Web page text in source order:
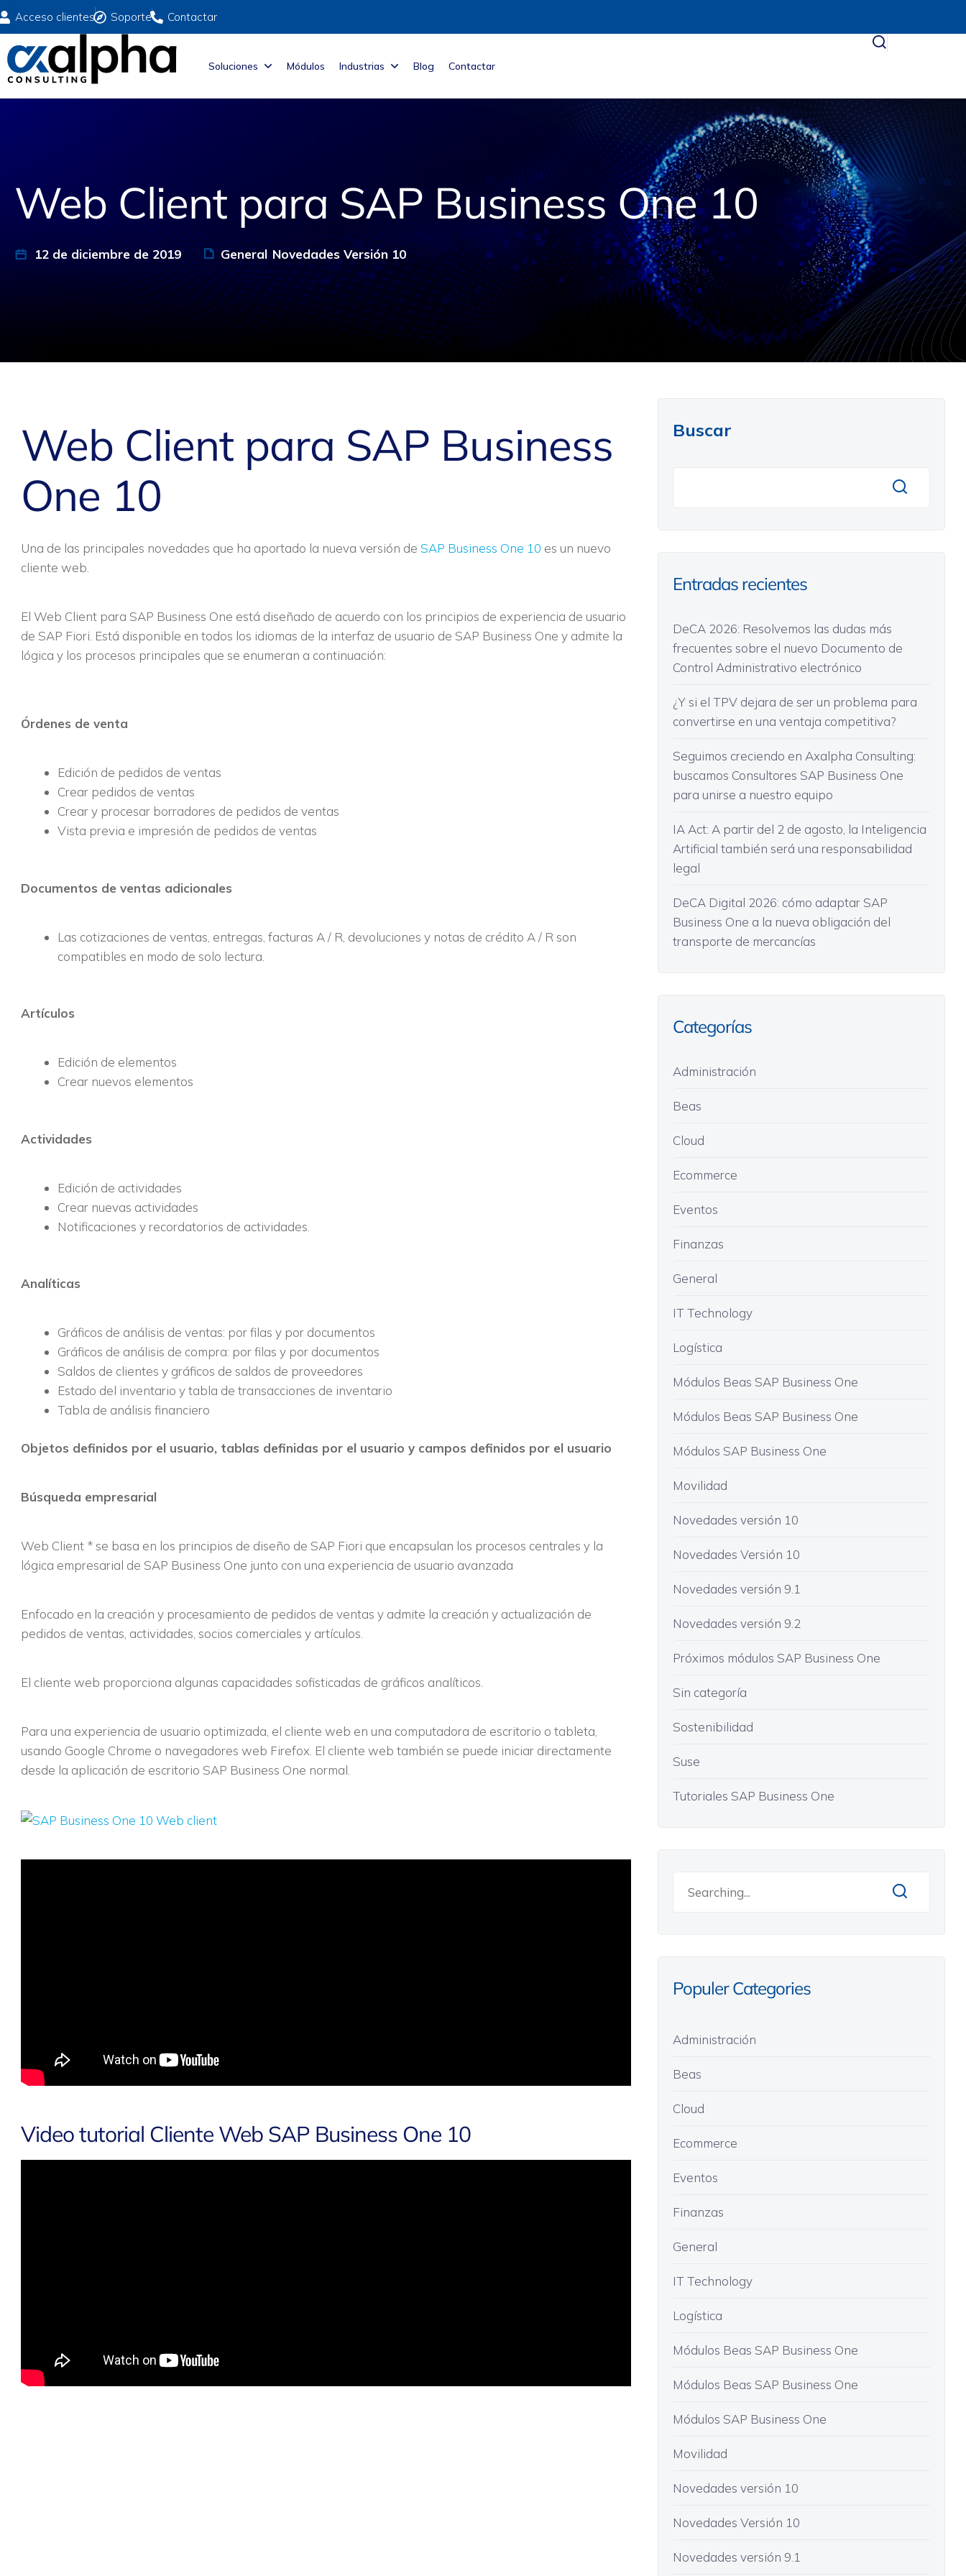
Acceso clientes Soporte Contactar
Soluciones Módulos Industrias Blog Contactar
Web Client para SAP Business One 10
12 de diciembre de 2019 General, Novedades Versión 10
Web Client para SAP Business
One 10
Una de las principales novedades que ha aportado la nueva versión de SAP Business One 10 es un nuevo
cliente web.
El Web Client para SAP Business One está diseñado de acuerdo con los principios de experiencia de usuario
de SAP Fiori. Está disponible en todos los idiomas de la interfaz de usuario de SAP Business One y admite la
lógica y los procesos principales que se enumeran a continuación:
Órdenes de venta
Edición de pedidos de ventas
Crear pedidos de ventas
Crear y procesar borradores de pedidos de ventas
Vista previa e impresión de pedidos de ventas
Documentos de ventas adicionales
Las cotizaciones de ventas, entregas, facturas A / R, devoluciones y notas de crédito A / R son
compatibles en modo de solo lectura.
Artículos
Edición de elementos
Crear nuevos elementos
Actividades
Edición de actividades
Crear nuevas actividades
Notificaciones y recordatorios de actividades.
Analíticas
Gráficos de análisis de ventas: por filas y por documentos
Gráficos de análisis de compra: por filas y por documentos
Saldos de clientes y gráficos de saldos de proveedores
Estado del inventario y tabla de transacciones de inventario
Tabla de análisis financiero
Objetos definidos por el usuario, tablas definidas por el usuario y campos definidos por el usuario
Búsqueda empresarial
Web Client * se basa en los principios de diseño de SAP Fiori que encapsulan los procesos centrales y la
lógica empresarial de SAP Business One junto con una experiencia de usuario avanzada
Enfocado en la creación y procesamiento de pedidos de ventas y admite la creación y actualización de
pedidos de ventas, actividades, socios comerciales y artículos.
El cliente web proporciona algunas capacidades sofisticadas de gráficos analíticos.
Para una experiencia de usuario optimizada, el cliente web en una computadora de escritorio o tableta,
usando Google Chrome o navegadores web Firefox. El cliente web también se puede iniciar directamente
desde la aplicación de escritorio SAP Business One normal.
Video tutorial Cliente Web SAP Business One 10
Buscar
Entradas recientes
DeCA 2026: Resolvemos las dudas más
frecuentes sobre el nuevo Documento de
Control Administrativo electrónico
¿Y si el TPV dejara de ser un problema para
convertirse en una ventaja competitiva?
Seguimos creciendo en Axalpha Consulting:
buscamos Consultores SAP Business One
para unirse a nuestro equipo
IA Act: A partir del 2 de agosto, la Inteligencia
Artificial también será una responsabilidad
legal
DeCA Digital 2026: cómo adaptar SAP
Business One a la nueva obligación del
transporte de mercancías
Categorías
Administración
Beas
Cloud
Ecommerce
Eventos
Finanzas
General
IT Technology
Logística
Módulos Beas SAP Business One
Módulos Beas SAP Business One
Módulos SAP Business One
Movilidad
Novedades versión 10
Novedades Versión 10
Novedades versión 9.1
Novedades versión 9.2
Próximos módulos SAP Business One
Sin categoría
Sostenibilidad
Suse
Tutoriales SAP Business One
Populer Categories
Administración
Beas
Cloud
Ecommerce
Eventos
Finanzas
General
IT Technology
Logística
Módulos Beas SAP Business One
Módulos Beas SAP Business One
Módulos SAP Business One
Movilidad
Novedades versión 10
Novedades Versión 10
Novedades versión 9.1